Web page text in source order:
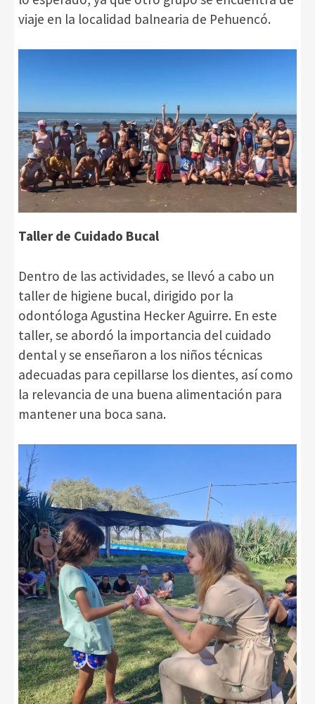
viaje en la localidad balnearia de Pehuencó.
Taller de Cuidado Bucal
Dentro de las actividades, se llevó a cabo un
taller de higiene bucal, dirigido por la
odontóloga Agustina Hecker Aguirre. En este
taller, se abordó la importancia del cuidado
dental y se enseñaron a los niños técnicas
adecuadas para cepillarse los dientes, así como
la relevancia de una buena alimentación para
mantener una boca sana.